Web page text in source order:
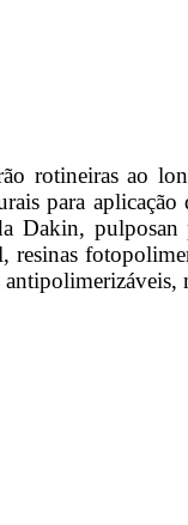
rotineiras ao
para
Dakin,